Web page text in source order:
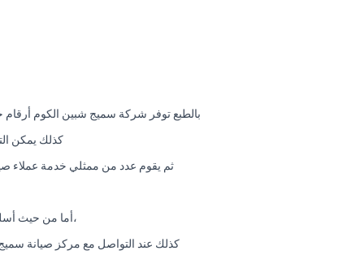
بالطبع توفر شركة سميج شبين الكوم
كذلك يمكن
ثم يقوم عدد من ممثلي خدمة عملاء
،أما من حيث
كذلك عند التواصل مع مركز صيانة